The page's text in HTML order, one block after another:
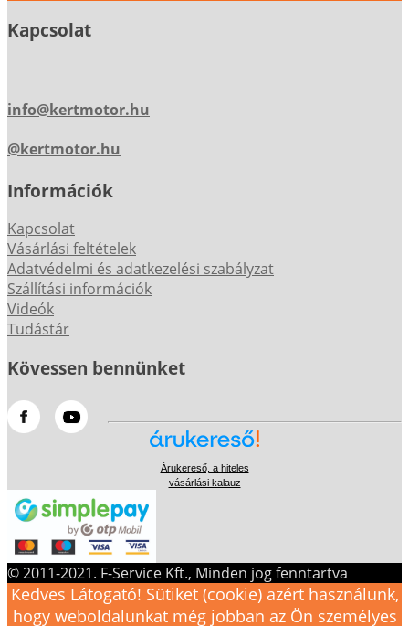
Kapcsolat
info@kertmotor.hu
@kertmotor.hu
Információk
Kapcsolat
Vásárlási feltételek
Adatvédelmi és adatkezelési szabályzat
Szállítási információk
Videók
Tudástár
Kövessen bennünket
Árukereső, a hiteles
vásárlási kalauz
© 2011-2021. F-Service Kft., Minden jog fenntartva
Kedves Látogató! Sütiket (cookie) azért használunk,
hogy weboldalunkat még jobban az Ön személyes